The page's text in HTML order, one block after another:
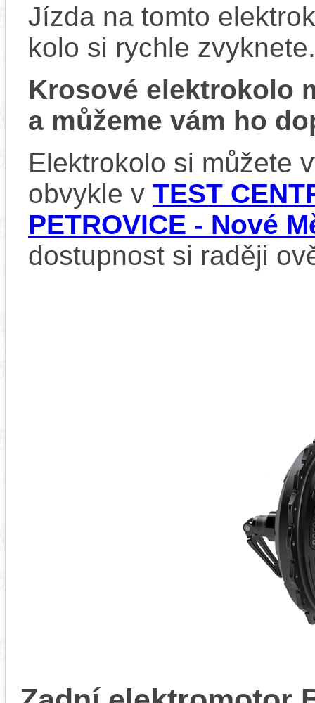
Jízda na tomto
kolo si rychle zvyknete.
Krosové elektrokolo
a můžeme vám ho
Elektrokolo si můžete
obvykle v TEST
PETROVICE - Nové
dostupnost si raději